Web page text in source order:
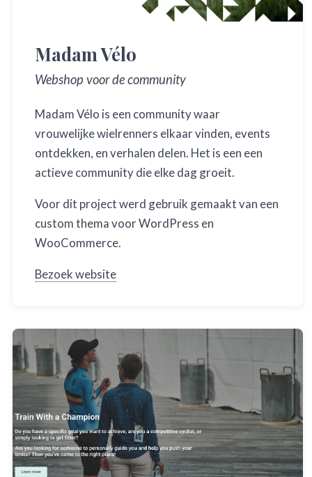
Madam Vélo
Webshop voor de community
Madam Vélo is een community waar
vrouwelijke wielrenners elkaar vinden, events
ontdekken, en verhalen delen. Het is een een
actieve community die elke dag groeit.
Voor dit project werd gebruik gemaakt van een
custom thema voor WordPress en
WooCommerce.
Bezoek website